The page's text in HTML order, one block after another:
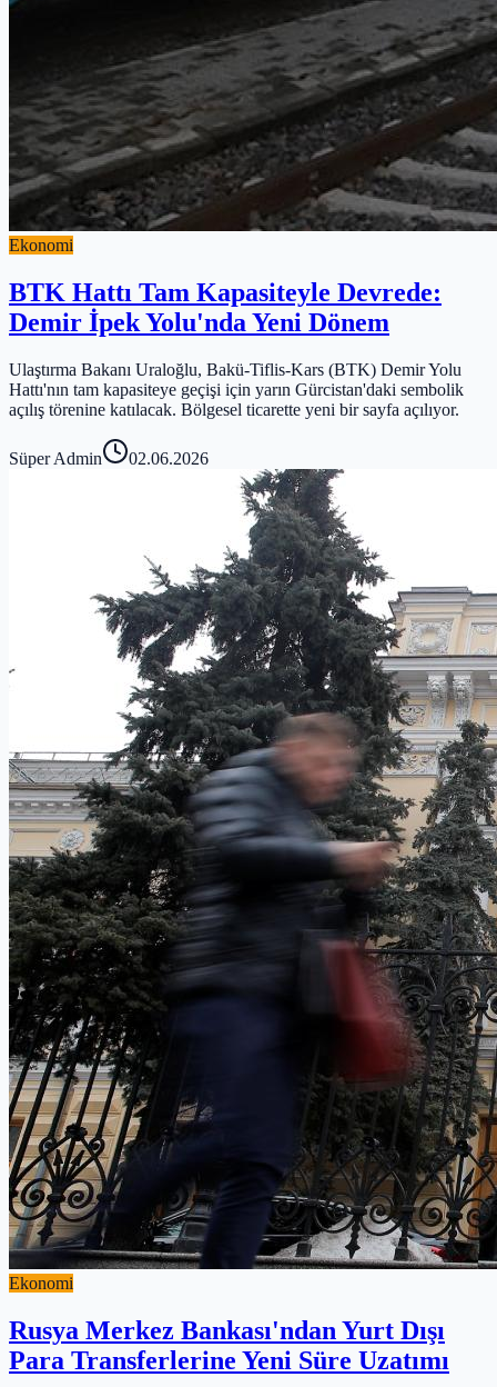
Ekonomi
BTK Hattı Tam Kapasiteyle Devrede:
Demir İpek Yolu'nda Yeni Dönem
Ulaştırma Bakanı Uraloğlu, Bakü-Tiflis-Kars (BTK) Demir Yolu
Hattı'nın tam kapasiteye geçişi için yarın Gürcistan'daki sembolik
açılış törenine katılacak. Bölgesel ticarette yeni bir sayfa açılıyor.
Süper Admin 02.06.2026
Ekonomi
Rusya Merkez Bankası'ndan Yurt Dışı
Para Transferlerine Yeni Süre Uzatımı